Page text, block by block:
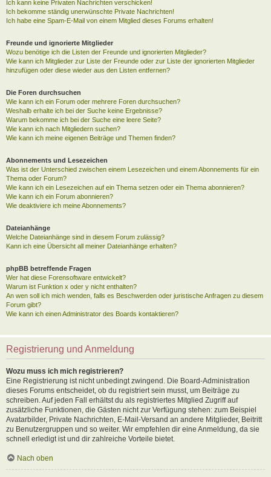
Ich kann keine Privaten Nachrichten verschicken!
Ich bekomme ständig unerwünschte Private Nachrichten!
Ich habe eine Spam-E-Mail von einem Mitglied dieses Forums erhalten!
Freunde und ignorierte Mitglieder
Wozu benötige ich die Listen der Freunde und ignorierten Mitglieder?
Wie kann ich Mitglieder zur Liste der Freunde oder zur Liste der ignorierten Mitglieder
hinzufügen oder diese wieder aus den Listen entfernen?
Die Foren durchsuchen
Wie kann ich ein Forum oder mehrere Foren durchsuchen?
Weshalb erhalte ich bei der Suche keine Ergebnisse?
Warum bekomme ich bei der Suche eine leere Seite?
Wie kann ich nach Mitgliedern suchen?
Wie kann ich meine eigenen Beiträge und Themen finden?
Abonnements und Lesezeichen
Was ist der Unterschied zwischen einem Lesezeichen und einem Abonnements für ein
Thema oder Forum?
Wie kann ich ein Lesezeichen auf ein Thema setzen oder ein Thema abonnieren?
Wie kann ich ein Forum abonnieren?
Wie deaktiviere ich meine Abonnements?
Dateianhänge
Welche Dateianhänge sind in diesem Forum zulässig?
Kann ich eine Übersicht all meiner Dateianhänge erhalten?
phpBB betreffende Fragen
Wer hat diese Forensoftware entwickelt?
Warum ist Funktion x oder y nicht enthalten?
An wen soll ich mich wenden, falls es Beschwerden oder juristische Anfragen zu diesem
Forum gibt?
Wie kann ich einen Administrator des Boards kontaktieren?
Registrierung und Anmeldung
Wozu muss ich mich registrieren?
Eine Registrierung ist nicht unbedingt zwingend. Die Board-Administration
dieses Forums entscheidet, ob du registriert sein musst, um Beiträge zu
schreiben. Auf jeden Fall erhältst du als registriertes Mitglied Zugriff auf
zusätzliche Funktionen, die Gästen nicht zur Verfügung stehen: zum Beispiel
Avatarbilder, Private Nachrichten, E-Mail-Versand an andere Mitglieder, Beitritt
zu Benutzergruppen und so weiter. Wir empfehlen dir eine Anmeldung, da sie
schnell erledigt ist und dir zahlreiche Vorteile bietet.
Nach oben